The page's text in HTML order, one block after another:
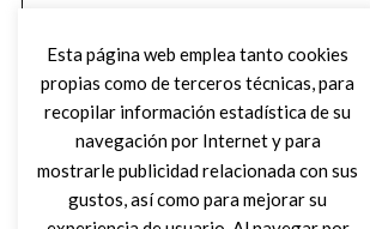
Esta página web emplea tanto cookies
propias como de terceros técnicas, para
recopilar información estadística de su
navegación por Internet y para
mostrarle publicidad relacionada con sus
gustos, así como para mejorar su